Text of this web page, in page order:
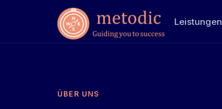
Leistungen
ÜBER UNS